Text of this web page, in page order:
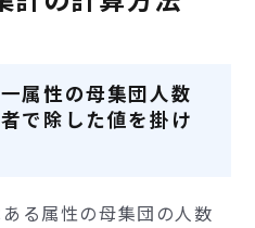
属性の母集団人数
で除した値を掛け
る属性の母集団の人数